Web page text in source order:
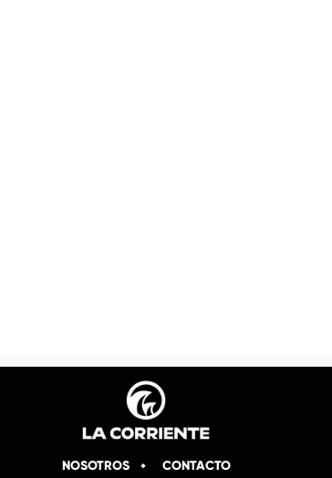
NOSOTROS CONTACTO